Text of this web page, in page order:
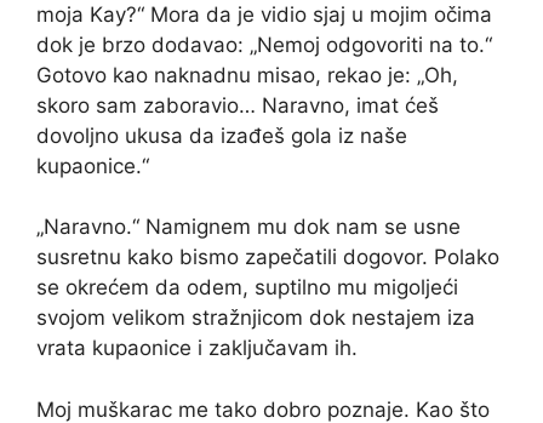
moja Kay?“ Mora da je vidio sjaj u mojim očima
dok je brzo dodavao: „Nemoj odgovoriti na to.“
Gotovo kao naknadnu misao, rekao je: „Oh,
skoro sam zaboravio… Naravno, imat ćeš
dovoljno ukusa da izađeš gola iz naše
kupaonice.“
„Naravno.“ Namignem mu dok nam se usne
susretnu kako bismo zapečatili dogovor. Polako
se okrećem da odem, suptilno mu migoljeći
svojom velikom stražnjicom dok nestajem iza
vrata kupaonice i zaključavam ih.
Moj muškarac me tako dobro poznaje. Kao što